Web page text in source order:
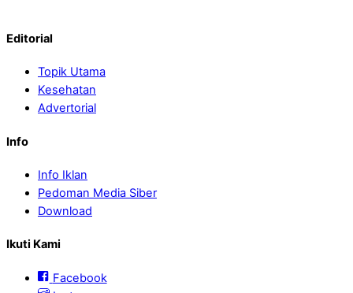
Editorial
Topik Utama
Kesehatan
Advertorial
Info
Info Iklan
Pedoman Media Siber
Download
Ikuti Kami
Facebook